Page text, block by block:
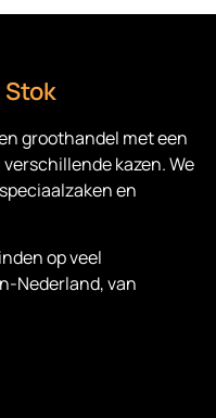
Stok
groothandel met een
kazen. We
en
op veel
Nederland, van